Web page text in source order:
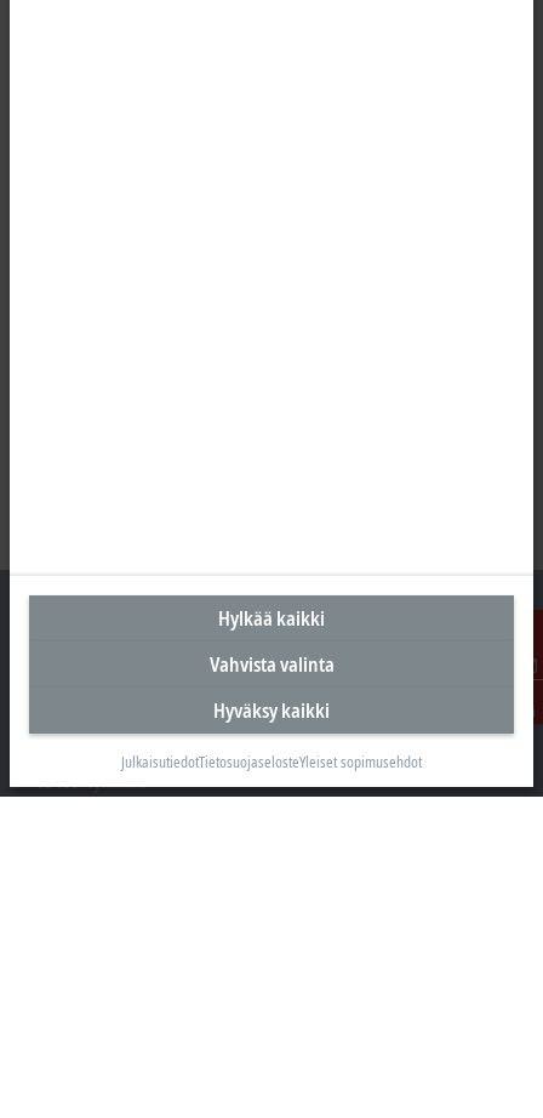
yhteyttä
Beckhoff Automation Oy
Hakakalliontie 2
05460 Hyvinkää
Hylkää kaikki
Vahvista valinta
Hyväksy kaikki
JulkaisutiedotTietosuojaselosteYleiset sopimusehdot